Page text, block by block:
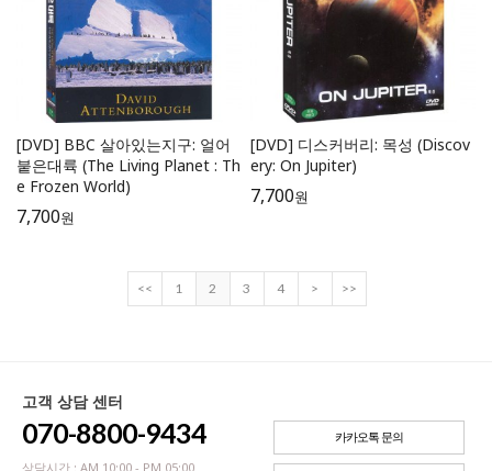
[DVD] BBC 살아있는지구: 얼어
붙은대륙 (The Living Planet : Th
e Frozen World)
7,700원
[DVD] 디스커버리: 목성 (Discov
ery: On Jupiter)
7,700원
<< 1 2 3 4 > >>
고객 상담 센터
070-8800-9434
상담시간 : AM 10:00 - PM 05:00
카카오톡 문의